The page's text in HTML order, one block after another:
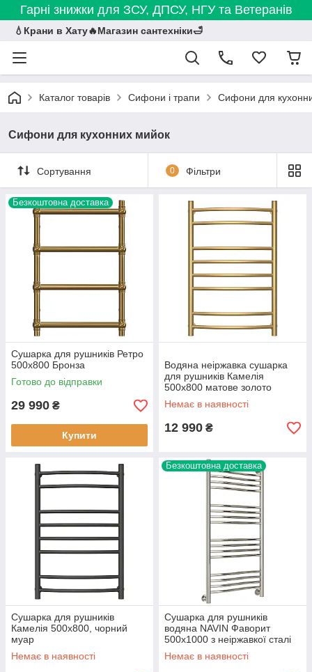
Гарні знижки для ЗСУ, ДПСУ, НГУ та Ветеранів
💧Крани в Хату🔥Магазин сантехніки🛁
Каталог товарів Сифони і трапи Сифони для
Сифони для кухонних мийок
Сортування 0 Фільтри
Безкоштовна доставка
Сушарка для рушників Ретро
500х800 Бронза
Готово до відправки
29 990 ₴
Купити
Водяна неіржавка сушарка
для рушників Камелія
500х800 матове золото
Немає в наявності
12 990 ₴
Сушарка для рушників
Камелія 500х800, чорний
муар
Немає в наявності
Безкоштовна доставка
Сушарка для рушників
водяна NAVIN Фаворит
500х1000 з неіржавкої сталі
Немає в наявності